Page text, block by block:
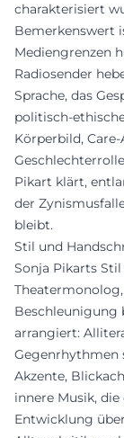
charakterisiert
Bemerkenswert
Mediengrenzen
Radiosender
Sprache, das
politisch-
Körperbild,
Pikart klärt,
der
bleibt.
Stil und
Sonja Pikarts
Beschleunigung
arrangiert:
Gegenrhythmen
Akzente,
innere Musik,
Entwicklung